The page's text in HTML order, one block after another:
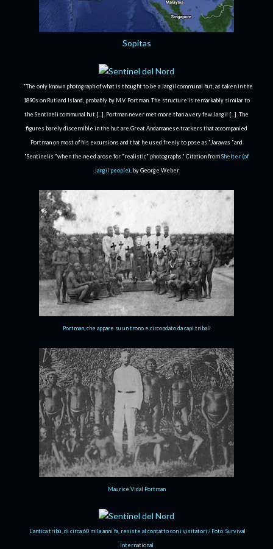
Sopitas
"The only known photograph of what is thought to be a Jangil communal hut, as taken in the
1890s on Rutland Island, probably by M.V. Portman. The structure is remarkably similar to
the Sentineli communal hut [...]. Portman never met more than a very few Jangil [...]. The
figures barely discernible in the hut are Great Andamanese trackers that accompanied
Portman on most of his excursions and that he used freely to pose as "Jarawas "and
"Sentinelis "when the need arose for "realistic" photographs." Citation fromShelter (of
Jangil people) , by George Weber
Portman, che appare su un trono e circondato da capi tribali
Maurice Vidal Portman
L’antica tribù, di circa 60 mila anni fa, resiste al contatto con i visitatori / Foto: Survival
International